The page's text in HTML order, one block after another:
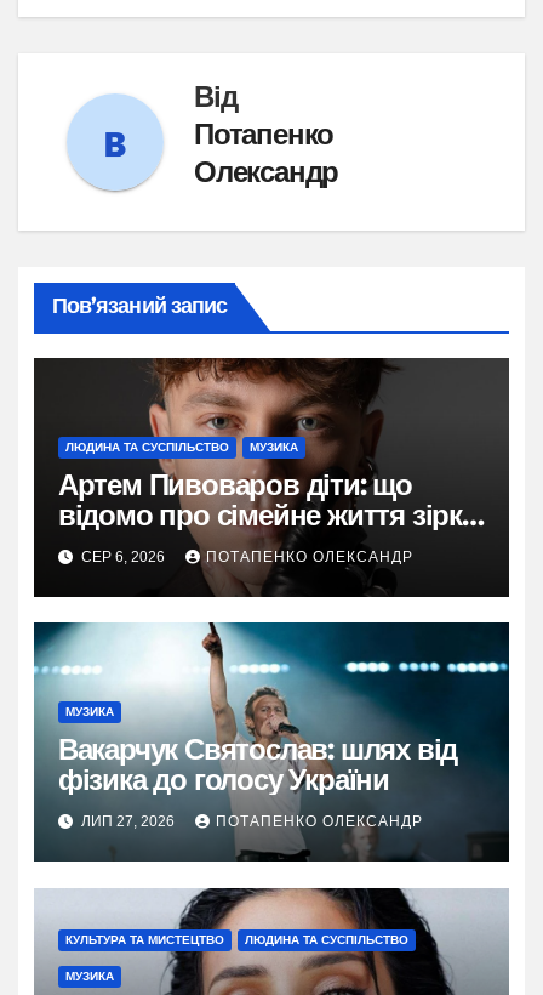
Від
Потапенко
Олександр
Пов’язаний запис
ЛЮДИНА ТА СУСПІЛЬСТВО МУЗИКА
Артем Пивоваров діти: що
відомо про сімейне життя зірки
у 2026
СЕР 6, 2026 ПОТАПЕНКО ОЛЕКСАНДР
МУЗИКА
Вакарчук Святослав: шлях від
фізика до голосу України
ЛИП 27, 2026 ПОТАПЕНКО ОЛЕКСАНДР
КУЛЬТУРА ТА МИСТЕЦТВО ЛЮДИНА ТА СУСПІЛЬСТВО
МУЗИКА